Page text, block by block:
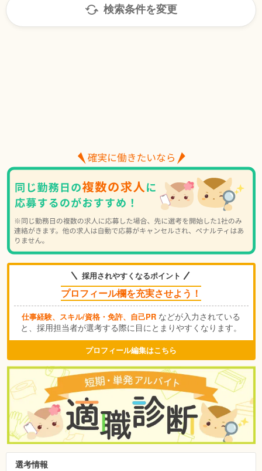
検索条件を変更
採用されやすくなるポイント
プロフィール欄を充実させよう！
仕事経験、スキル/資格・免許、自己PR などが入力されている
と、採用担当者が選考する際に目にとまりやすくなります。
プロフィール編集はこちら
選考情報